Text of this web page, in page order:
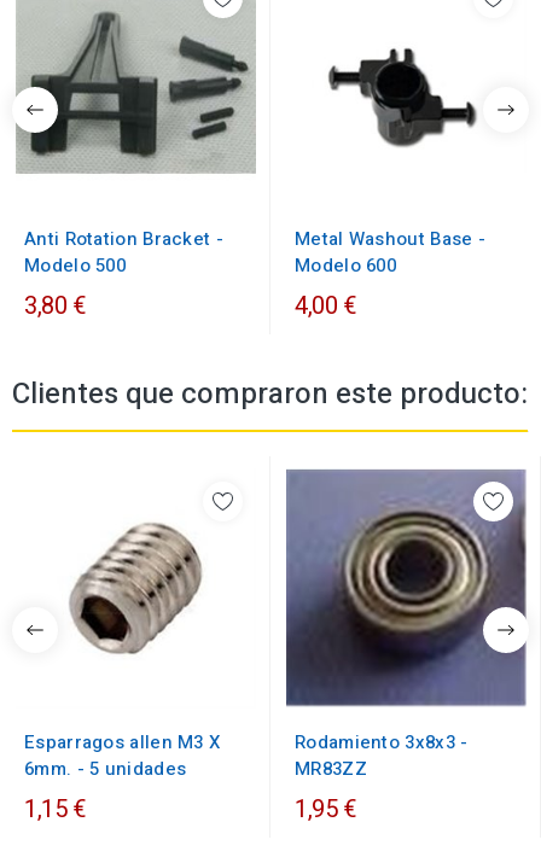
Anti Rotation Bracket -
Modelo 500
3,80 €
Metal Washout Base -
Modelo 600
4,00 €
Clientes que compraron este producto:
Esparragos allen M3 X
6mm. - 5 unidades
1,15 €
Rodamiento 3x8x3 -
MR83ZZ
1,95 €